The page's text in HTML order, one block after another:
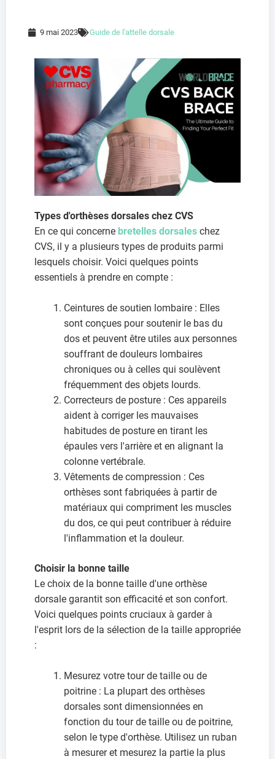
9 mai 2023 Guide de l'attelle dorsale
Types d'orthèses dorsales chez CVS
En ce qui concerne bretelles dorsales chez
CVS, il y a plusieurs types de produits parmi
lesquels choisir. Voici quelques points
essentiels à prendre en compte :
Ceintures de soutien lombaire : Elles
sont conçues pour soutenir le bas du
dos et peuvent être utiles aux personnes
souffrant de douleurs lombaires
chroniques ou à celles qui soulèvent
fréquemment des objets lourds.
Correcteurs de posture : Ces appareils
aident à corriger les mauvaises
habitudes de posture en tirant les
épaules vers l'arrière et en alignant la
colonne vertébrale.
Vêtements de compression : Ces
orthèses sont fabriquées à partir de
matériaux qui compriment les muscles
du dos, ce qui peut contribuer à réduire
l'inflammation et la douleur.
Choisir la bonne taille
Le choix de la bonne taille d'une orthèse
dorsale garantit son efficacité et son confort.
Voici quelques points cruciaux à garder à
l'esprit lors de la sélection de la taille appropriée
:
Mesurez votre tour de taille ou de
poitrine : La plupart des orthèses
dorsales sont dimensionnées en
fonction du tour de taille ou de poitrine,
selon le type d'orthèse. Utilisez un ruban
à mesurer et mesurez la partie la plus